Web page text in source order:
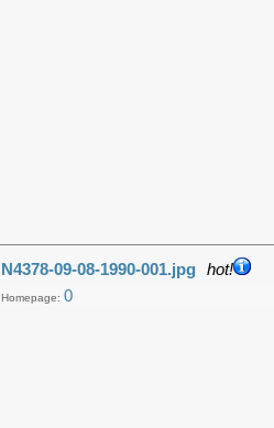
N4378-09-08-1990-001.jpg hot!
Homepage: 0